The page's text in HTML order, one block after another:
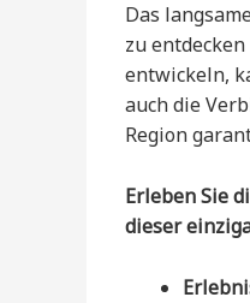
Das
zu
entwickeln,
auch die
Region
Erleben Sie
dieser